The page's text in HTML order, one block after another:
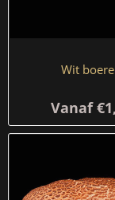
Wit
Vanaf